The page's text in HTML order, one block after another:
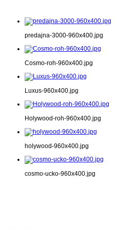
predajna-3000-960x400.jpg
Cosmo-roh-960x400.jpg
Luxus-960x400.jpg
Holywood-roh-960x400.jpg
holywood-960x400.jpg
cosmo-ucko-960x400.jpg